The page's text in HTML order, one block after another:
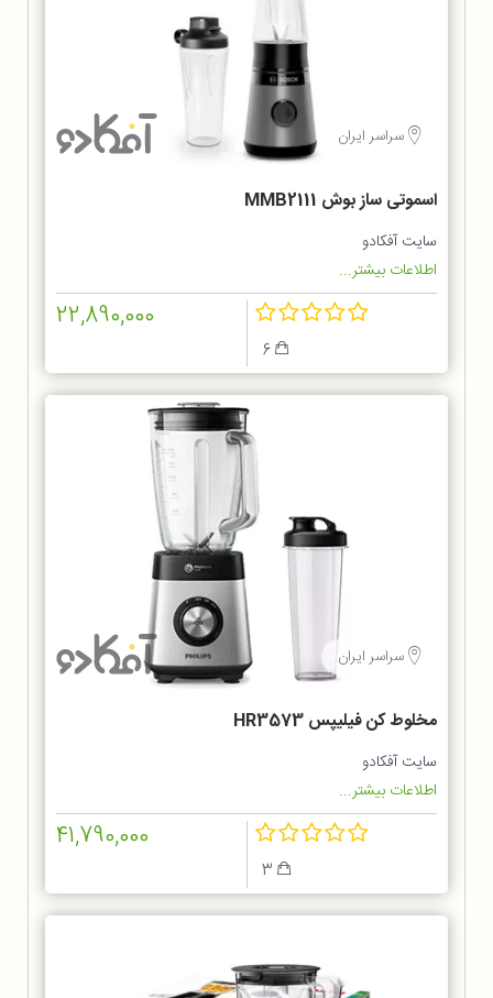
سراسر ایران
اسموتی ساز بوش MMB2111
سایت آفکادو
اطلاعات بیشتر...
22,890,000
سراسر ایران
مخلوط کن فيليپس HR3573
سایت آفکادو
اطلاعات بیشتر...
41,790,000